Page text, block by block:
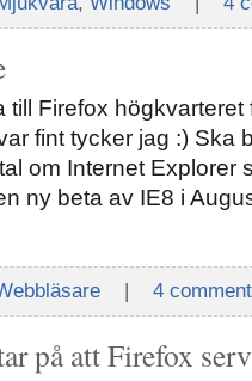
till Firefox högkvarteret
fint tycker jag :) Ska
om Internet Explorer
ny beta av IE8 i
| 4
på att Firefox